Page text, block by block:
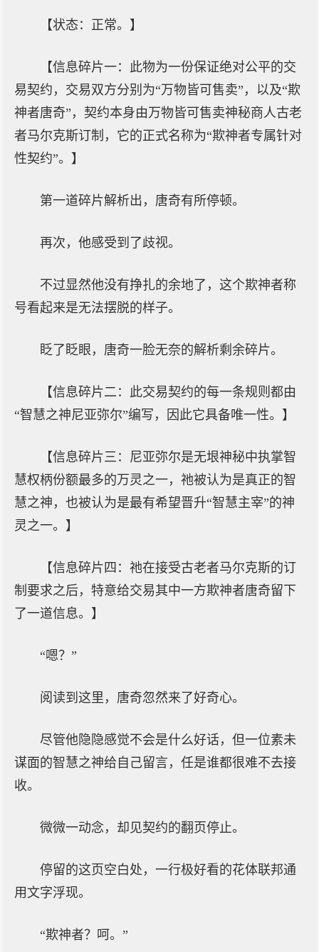
【状态：正常。】
【信息碎片一：此物为一份保证绝对公平的交
易契约，交易双方分别为“万物皆可售卖”，以及“欺
神者唐奇”，契约本身由万物皆可售卖神秘商人古老
者马尔克斯订制，它的正式名称为“欺神者专属针对
性契约”。】
第一道碎片解析出，唐奇有所停顿。
再次，他感受到了歧视。
不过显然他没有挣扎的余地了，这个欺神者称
号看起来是无法摆脱的样子。
眨了眨眼，唐奇一脸无奈的解析剩余碎片。
【信息碎片二：此交易契约的每一条规则都由
“智慧之神尼亚弥尔”编写，因此它具备唯一性。】
【信息碎片三：尼亚弥尔是无垠神秘中执掌智
慧权柄份额最多的万灵之一，祂被认为是真正的智
慧之神，也被认为是最有希望晋升“智慧主宰”的神
灵之一。】
【信息碎片四：祂在接受古老者马尔克斯的订
制要求之后，特意给交易其中一方欺神者唐奇留下
了一道信息。】
“嗯？”
阅读到这里，唐奇忽然来了好奇心。
尽管他隐隐感觉不会是什么好话，但一位素未
谋面的智慧之神给自己留言，任是谁都很难不去接
收。
微微一动念，却见契约的翻页停止。
停留的这页空白处，一行极好看的花体联邦通
用文字浮现。
“欺神者？呵。”